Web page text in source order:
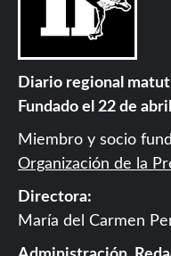
Diario regional
Fundado el 22 de
Miembro y socio
Organización de la
Directora:
María del Carmen